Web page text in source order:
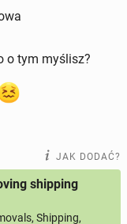
o tym myślisz?
JAK DODAĆ?
shipping
Shipping,